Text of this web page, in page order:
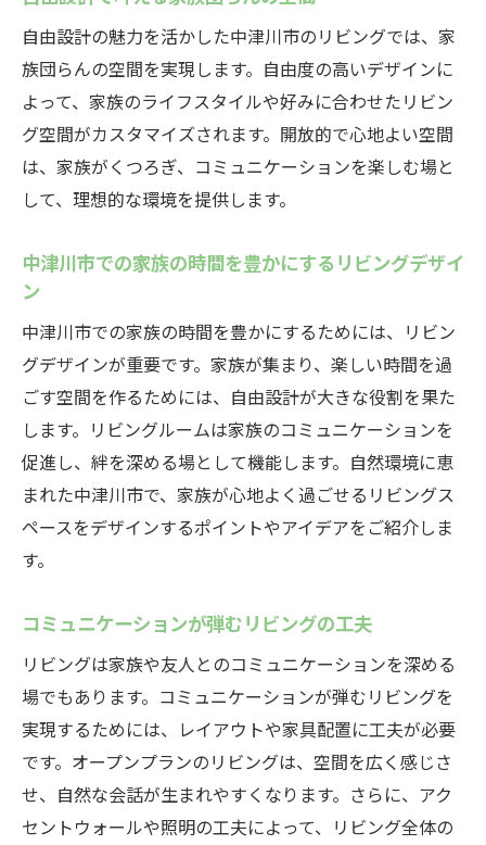
自由設計の魅力を活かした中津川市のリビングでは、家
族団らんの空間を実現します。自由度の高いデザインに
よって、家族のライフスタイルや好みに合わせたリビン
グ空間がカスタマイズされます。開放的で心地よい空間
は、家族がくつろぎ、コミュニケーションを楽しむ場と
して、理想的な環境を提供します。
中津川市での家族の時間を豊かにするリビングデザイ
ン
中津川市での家族の時間を豊かにするためには、リビン
グデザインが重要です。家族が集まり、楽しい時間を過
ごす空間を作るためには、自由設計が大きな役割を果た
します。リビングルームは家族のコミュニケーションを
促進し、絆を深める場として機能します。自然環境に恵
まれた中津川市で、家族が心地よく過ごせるリビングス
ペースをデザインするポイントやアイデアをご紹介しま
す。
コミュニケーションが弾むリビングの工夫
リビングは家族や友人とのコミュニケーションを深める
場でもあります。コミュニケーションが弾むリビングを
実現するためには、レイアウトや家具配置に工夫が必要
です。オープンプランのリビングは、空間を広く感じさ
せ、自然な会話が生まれやすくなります。さらに、アク
セントウォールや照明の工夫によって、リビング全体の